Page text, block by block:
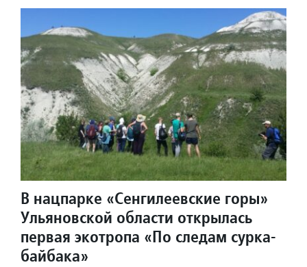
В нацпарке «Сенгилеевские горы»
Ульяновской области открылась
первая экотропа «По следам сурка-
байбака»